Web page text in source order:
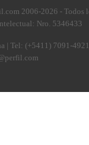
2006-2026 - Todos
Nro. 5346433
| Tel: (+5411) 7091-4921